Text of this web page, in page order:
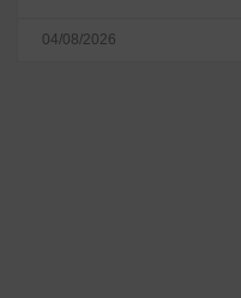
04/08/2026